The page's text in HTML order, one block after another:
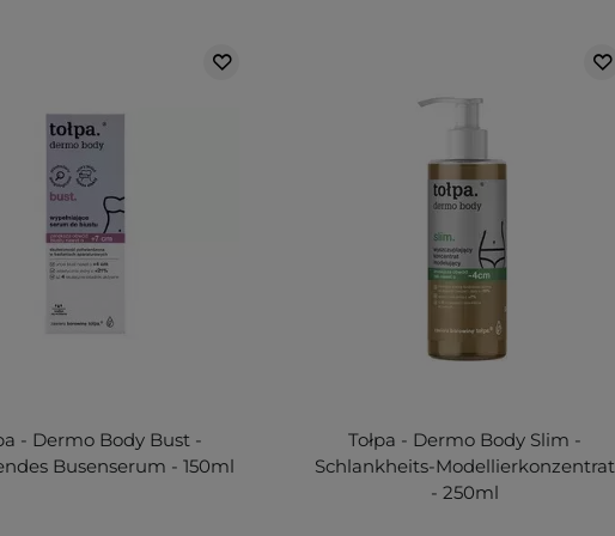
- Dermo Body Bust -
Busenserum - 150ml
Tołpa - Dermo Body Slim -
Schlankheits-Modellierkonzentrat
- 250ml